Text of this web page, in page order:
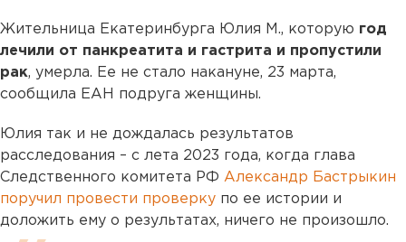
Жительница Екатеринбурга Юлия М., которую год
лечили от панкреатита и гастрита и пропустили
рак, умерла. Ее не стало накануне, 23 марта,
сообщила ЕАН подруга женщины.
Юлия так и не дождалась результатов
расследования – с лета 2023 года, когда глава
Следственного комитета РФ Александр Бастрыкин
поручил провести проверку по ее истории и
доложить ему о результатах, ничего не произошло.